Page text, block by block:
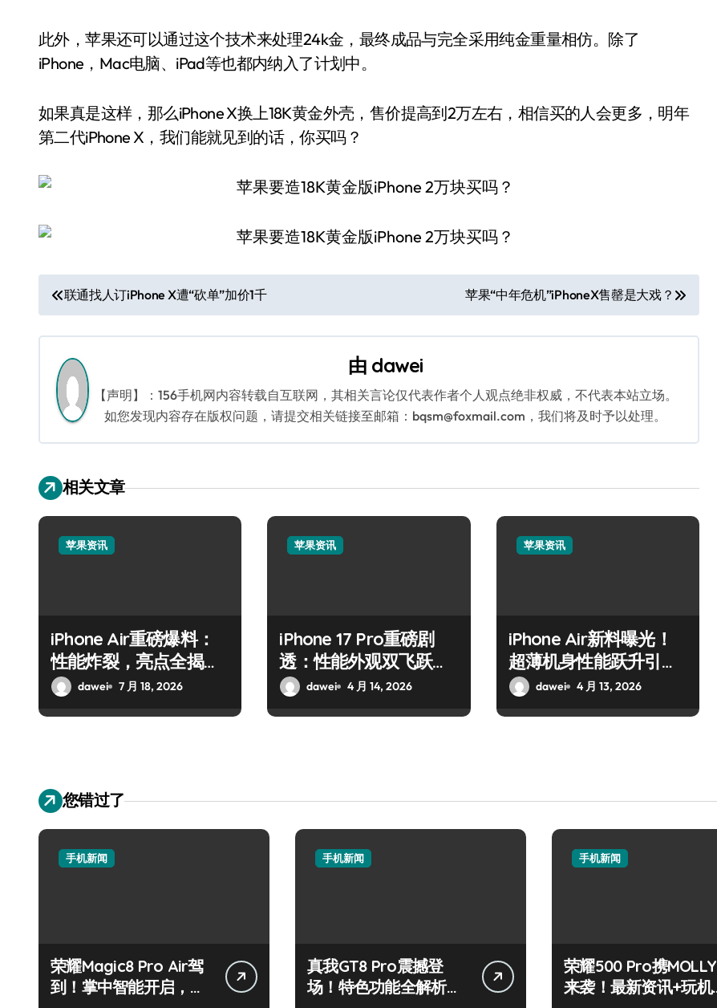
此外，苹果还可以通过这个技术来处理24k金，最终成品与完全采用纯金重量相仿。除了
iPhone，Mac电脑、iPad等也都内纳入了计划中。
如果真是这样，那么iPhone X换上18K黄金外壳，售价提高到2万左右，相信买的人会更多，明年
第二代iPhone X，我们能就见到的话，你买吗？
文
章
导
航
联通找人订iPhone X遭“砍单”加价1千 苹果“中年危机”iPhoneX售罄是大戏？
由 dawei
【声明】：156手机网内容转载自互联网，其相关言论仅代表作者个人观点绝非权威，不代表本站立场。
如您发现内容存在版权问题，请提交相关链接至邮箱：bqsm@foxmail.com，我们将及时予以处理。
相关文章
苹果资讯
iPhone Air重磅爆料：
性能炸裂，亮点全揭
秘！dawei 7 月 18, 2026
苹果资讯
iPhone 17 Pro重磅剧
透：性能外观双飞跃，
抢先揭秘新亮点！
dawei 4 月 14, 2026
苹果资讯
iPhone Air新料曝光！
超薄机身性能跃升引关
注
dawei 4 月 13, 2026
您错过了
手机新闻
荣耀Magic8 Pro Air驾
到！掌中智能开启，资
手机新闻
真我GT8 Pro震撼登
场！特色功能全解析，
手机新闻
荣耀500 Pro携MOLLY
来袭！最新资讯+玩机